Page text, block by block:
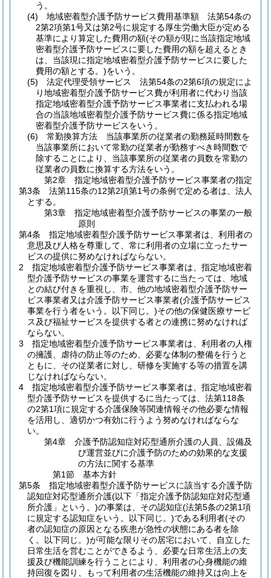
う。
(4)
地域密着型介護予防サービス費用基準額 法第54条の
2第2項第1号又は第2号に規定する厚生労働大臣が定める
基準により算定した費用の額(その額が現に当該指定地域
密着型介護予防サービスに要した費用の額を超えるとき
は、当該現に指定地域密着型介護予防サービスに要した
費用の額とする。)をいう。
(5)
法定代理受領サービス 法第54条の2第6項の規定によ
り地域密着型介護予防サービス費が利用者に代わり当該
指定地域密着型介護予防サービス事業者に支払われる場
合の当該地域密着型介護予防サービス費に係る指定地域
密着型介護予防サービスをいう。
(6)
常勤換算方法 当該事業所の従業者の勤務延時間数を
当該事業所において常勤の従業者が勤務すべき時間数で
除することにより、当該事業所の従業者の員数を常勤の
従業者の員数に換算する方法をいう。
第2章
指定地域密着型介護予防サービス事業者の指定
第3条
法第115条の12第2項第1号の条例で定める者は、法人
とする。
第3章
指定地域密着型介護予防サービスの事業の一般
原則
第4条
指定地域密着型介護予防サービス事業者は、利用者の
意思及び人格を尊重して、常に利用者の立場に立ったサー
ビスの提供に努めなければならない。
2
指定地域密着型介護予防サービス事業者は、指定地域密着
型介護予防サービスの事業を運営するに当たっては、地域
との結び付きを重視し、市、他の地域密着型介護予防サー
ビス事業者又は介護予防サービス事業者(介護予防サービス
事業を行う者をいう。以下同じ。)その他の保健医療サービ
ス及び福祉サービスを提供する者との連携に努めなければ
ならない。
3
指定地域密着型介護予防サービス事業者は、利用者の人権
の擁護、虐待の防止等のため、必要な体制の整備を行うと
ともに、その従業者に対し、研修を実施する等の措置を講
じなければならない。
4
指定地域密着型介護予防サービス事業者は、指定地域密着
型介護予防サービスを提供するに当たっては、法第118条
の2第1項に規定する介護保険等関連情報その他必要な情報
を活用し、適切かつ有効に行うよう努めなければならな
い。
第4章
介護予防認知症対応型通所介護の人員、設備及
び運営並びに介護予防のための効果的な支援
の方法に関する基準
第1節
基本方針
第5条
指定地域密着型介護予防サービスに該当する介護予防
認知症対応型通所介護(以下「指定介護予防認知症対応型通
所介護」という。)の事業は、その認知症(法第5条の2第1項
に規定する認知症をいう。以下同じ。)である利用者(その
者の認知症の原因となる疾患が急性の状態にある者を除
く。以下同じ。)が可能な限りその居宅において、自立した
日常生活を営むことができるよう、必要な日常生活上の支
援及び機能訓練を行うことにより、利用者の心身機能の維
持回復を図り、もって利用者の生活機能の維持又は向上を